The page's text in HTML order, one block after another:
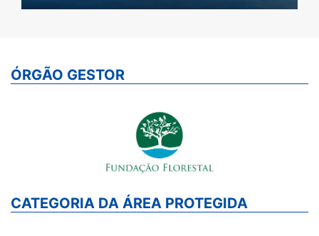
ÓRGÃO GESTOR
CATEGORIA DA ÁREA PROTEGIDA